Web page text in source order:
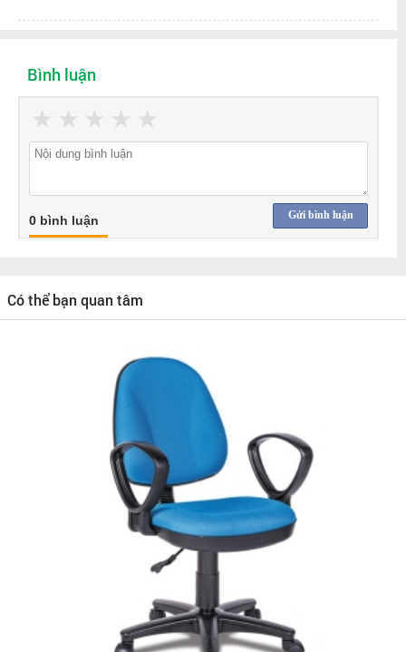
Bình luận
★
★
★
★
★
Gửi bình luận
0 bình luận
Có thể bạn quan tâm